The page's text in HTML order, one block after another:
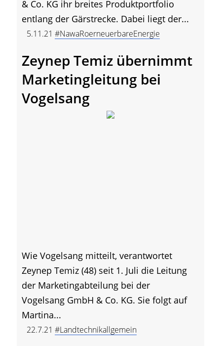
& Co. KG ihr breites Produktportfolio
entlang der Gärstrecke. Dabei liegt der...
5.11.21 #NawaRoerneuerbareEnergie
Zeynep Temiz übernimmt
Marketingleitung bei
Vogelsang
Wie Vogelsang mitteilt, verantwortet
Zeynep Temiz (48) seit 1. Juli die Leitung
der Marketingabteilung bei der
Vogelsang GmbH & Co. KG. Sie folgt auf
Martina...
22.7.21 #Landtechnikallgemein